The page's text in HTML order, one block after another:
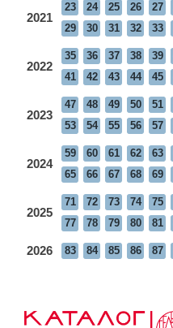
2021
23 24 25 26 27
29
30 31 32 33
2022
35 36 37 38 39
41
42 43 44 45
2023
47 48 49 50 51
53
54 55 56 57
2024
59 60 61 62 63
65
66 67 68 69
2025
71 72 73 74 75
77
78 79 80 81
2026 83 84 85 86 87